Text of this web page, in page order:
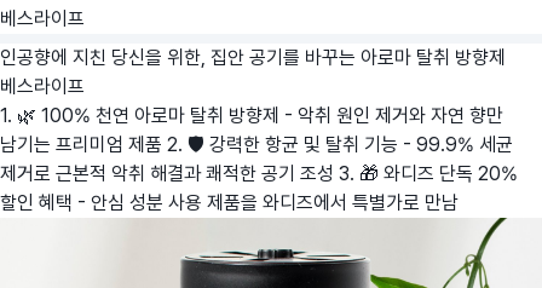
베스라이프
인공향에 지친 당신을 위한, 집안 공기를 바꾸는 아로마 탈취 방향제
베스라이프
1. 🌿 100% 천연 아로마 탈취 방향제 - 악취 원인 제거와 자연 향만
남기는 프리미엄 제품 2. 🛡️ 강력한 항균 및 탈취 기능 - 99.9% 세균
제거로 근본적 악취 해결과 쾌적한 공기 조성 3. 🎁 와디즈 단독 20%
할인 혜택 - 안심 성분 사용 제품을 와디즈에서 특별가로 만남